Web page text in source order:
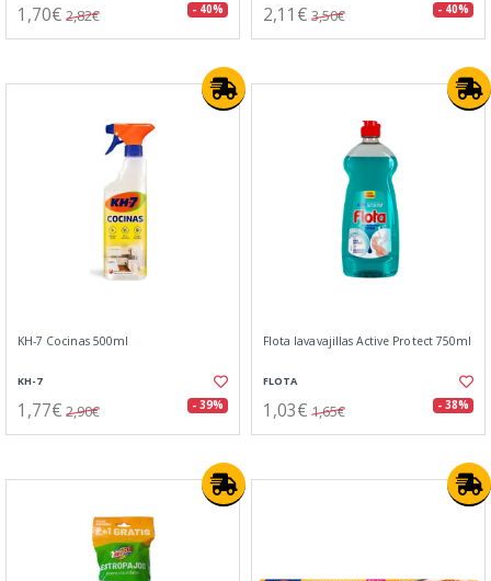
1,70€ 2,82€ - 40% 2,11€ 3,50€ - 40%
KH-7 Cocinas 500ml
KH-7
1,77€ 2,90€ - 39%
Flota lavavajillas Active Protect 750ml
FLOTA
1,03€ 1,65€ - 38%